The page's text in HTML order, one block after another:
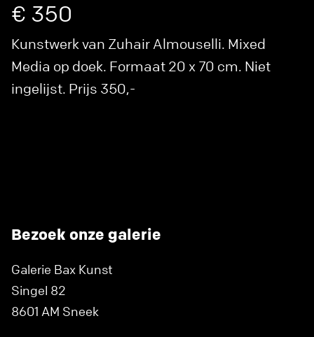
€ 350
Kunstwerk van Zuhair Almouselli. Mixed
Media op doek. Formaat 20 x 70 cm. Niet
ingelijst. Prijs 350,-
Bezoek onze galerie
Galerie Bax Kunst
Singel 82
8601 AM Sneek